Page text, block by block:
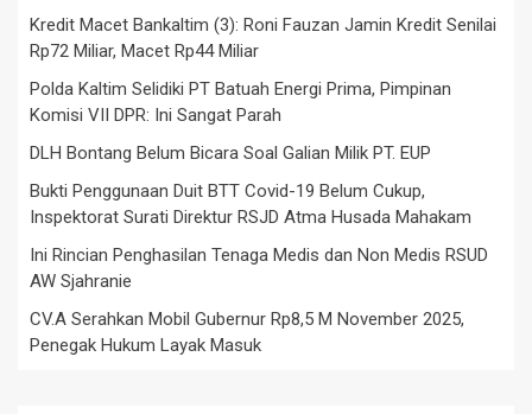
Kredit Macet Bankaltim (3): Roni Fauzan Jamin Kredit Senilai
Rp72 Miliar, Macet Rp44 Miliar
Polda Kaltim Selidiki PT Batuah Energi Prima, Pimpinan
Komisi VII DPR: Ini Sangat Parah
DLH Bontang Belum Bicara Soal Galian Milik PT. EUP
Bukti Penggunaan Duit BTT Covid-19 Belum Cukup,
Inspektorat Surati Direktur RSJD Atma Husada Mahakam
Ini Rincian Penghasilan Tenaga Medis dan Non Medis RSUD
AW Sjahranie
CV.A Serahkan Mobil Gubernur Rp8,5 M November 2025,
Penegak Hukum Layak Masuk